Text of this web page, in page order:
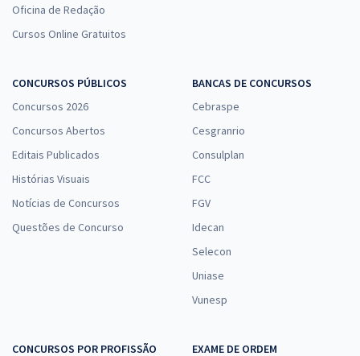
Oficina de Redação
Cursos Online Gratuitos
CONCURSOS PÚBLICOS
Concursos 2026
Concursos Abertos
Editais Publicados
Histórias Visuais
Notícias de Concursos
Questões de Concurso
BANCAS DE CONCURSOS
Cebraspe
Cesgranrio
Consulplan
FCC
FGV
Idecan
Selecon
Uniase
Vunesp
CONCURSOS POR PROFISSÃO
EXAME DE ORDEM